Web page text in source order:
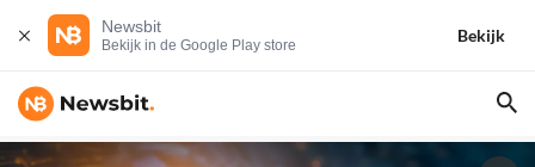
Newsbit
Bekijk in de Google Play store
Bekijk